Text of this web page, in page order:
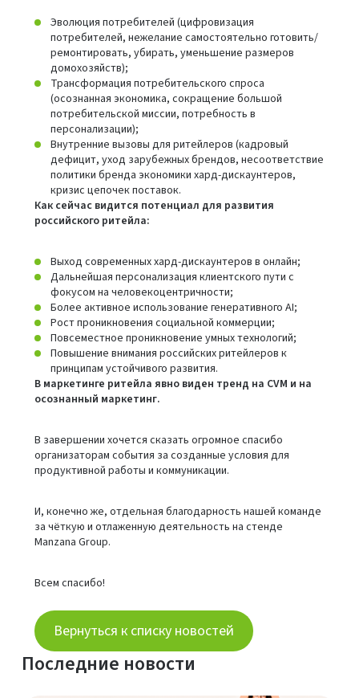
Эволюция потребителей (цифровизация
потребителей, нежелание самостоятельно готовить/
ремонтировать, убирать, уменьшение размеров
домохозяйств);
Трансформация потребительского спроса
(осознанная экономика, сокращение большой
потребительской миссии, потребность в
персонализации);
Внутренние вызовы для ритейлеров (кадровый
дефицит, уход зарубежных брендов, несоответствие
политики бренда экономики хард-дискаунтеров,
кризис цепочек поставок.
Как сейчас видится потенциал для развития
российского ритейла:
Выход современных хард-дискаунтеров в онлайн;
Дальнейшая персонализация клиентского пути с
фокусом на человекоцентричности;
Более активное использование генеративного AI;
Рост проникновения социальной коммерции;
Повсеместное проникновение умных технологий;
Повышение внимания российских ритейлеров к
принципам устойчивого развития.
В маркетинге ритейла явно виден тренд на CVM и на
осознанный маркетинг.
В завершении хочется сказать огромное спасибо
организаторам события за созданные условия для
продуктивной работы и коммуникации.
И, конечно же, отдельная благодарность нашей команде
за чёткую и отлаженную деятельность на стенде
Manzana Group.
Всем спасибо!
Вернуться к списку новостей
Последние новости